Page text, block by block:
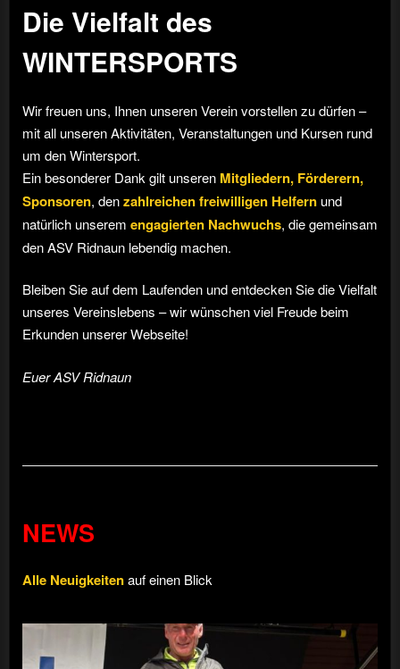
Die Vielfalt des
WINTERSPORTS
Wir freuen uns, Ihnen unseren Verein vorstellen zu dürfen –
mit all unseren Aktivitäten, Veranstaltungen und Kursen rund
um den Wintersport.
Ein besonderer Dank gilt unseren Mitgliedern, Förderern,
Sponsoren, denzahlreichen freiwilligen Helfern und
natürlich unserem engagierten Nachwuchs, die gemeinsam
den ASV Ridnaun lebendig machen.
Bleiben Sie auf dem Laufenden und entdecken Sie die Vielfalt
unseres Vereinslebens – wir wünschen viel Freude beim
Erkunden unserer Webseite!
Euer ASV Ridnaun
NEWS
Alle Neuigkeitenauf einen Blick